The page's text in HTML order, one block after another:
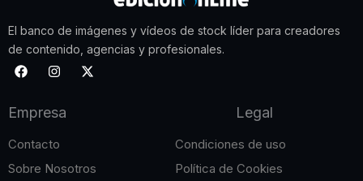
El banco de imágenes y vídeos de stock líder para creadores
de contenido, agencias y profesionales.
F
a
b
o
I
n
a
r
m
X
-
r
Empresa
Contacto
Sobre Nosotros
Legal
Condiciones de uso
Política de Cookies